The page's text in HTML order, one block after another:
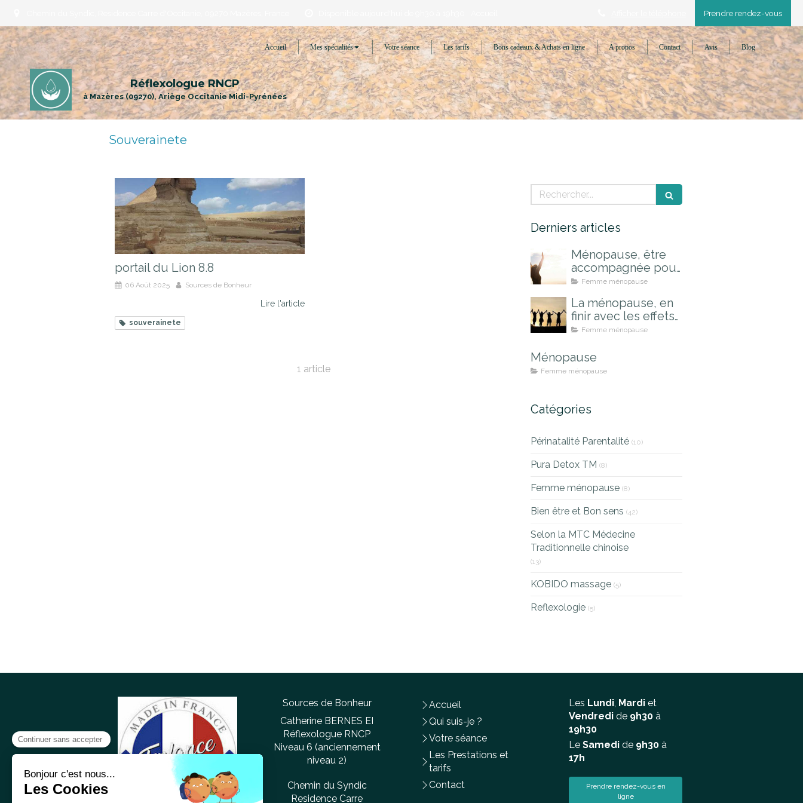
Prendre rendez-vous
Accueil Mes spécialités Votre séance Les tarifs Bons cadeaux & Achats en ligne A propos Contact Avis Blog
Réflexologue RNCP
à Mazères (09270), Ariège Occitanie Midi-Pyrénées
Souverainete
portail du Lion 8.8
06 Août 2025 Sources de Bonheur
Lire l'article
souverainete
1 article
Rechercher
Derniers articles
Ménopause, être
accompagnée pour
mieux la vivre
Femme ménopause
La ménopause, en
finir avec les effets
indésirables
Femme ménopause
Ménopause
Femme ménopause
Catégories
Périnatalité Parentalité (10)
Pura Detox TM (8)
Femme ménopause (8)
Bien être et Bon sens (42)
Selon la MTC Médecine
Traditionnelle chinoise
(13)
KOBIDO massage (5)
Reflexologie (5)
Sources de Bonheur
Catherine BERNES EI
Réflexologue RNCP
Niveau 6 (anciennement
niveau 2)
Chemin du Syndic
Residence Carre
Accueil
Qui suis-je ?
Votre séance
Les Prestations et
tarifs
Contact
Les Lundi, Mardi et
Vendredi de 9h30 à
19h30
Le Samedi de 9h30 à
17h
Prendre rendez-vous en
ligne